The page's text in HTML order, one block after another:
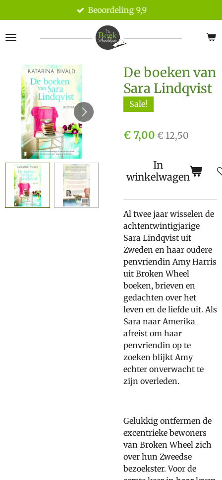
direct
naar
Beoordeling 9,9
De boeken van
Sara Lindqvist
Sale!
€ 7,00 € 12,50
In
winkelwagen
Al twee jaar wisselen de
achtentwintigjarige
Sara Lindqvist uit
Zweden en haar oudere
penvriendin Amy Harris
uit Broken Wheel
boeken, brieven en
gedachten over het
leven en de liefde uit. Als
Sara naar Amerika
afreist om haar
penvriendin op te
zoeken blijkt Amy
echter onverwacht te
zijn overleden.
Gelukkig ontfermen de
excentrieke bewoners
van Broken Wheel zich
over hun Zweedse
bezoekster. Voor de